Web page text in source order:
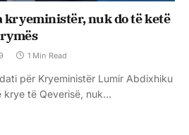
nuk do të ketë
1 Min Read
për Kryeministër Lumir Abdixhiku
krye të Qeverisë, nuk…